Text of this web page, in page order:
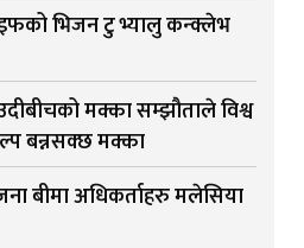
भिजन टु भ्यालु कन्क्लेभ
मक्का सम्झौताले विश्व
बन्नसक्छ मक्का
बीमा अधिकर्ताहरु मलेसिया